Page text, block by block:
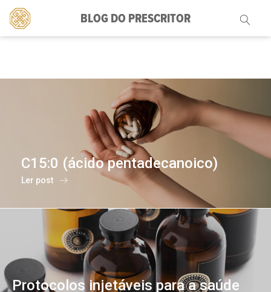
BLOG DO PRESCRITOR
Pesquisar
por:
C15:0 (ácido pentadecanoico)
Ler post
Protocolos injetáveis para a saúde